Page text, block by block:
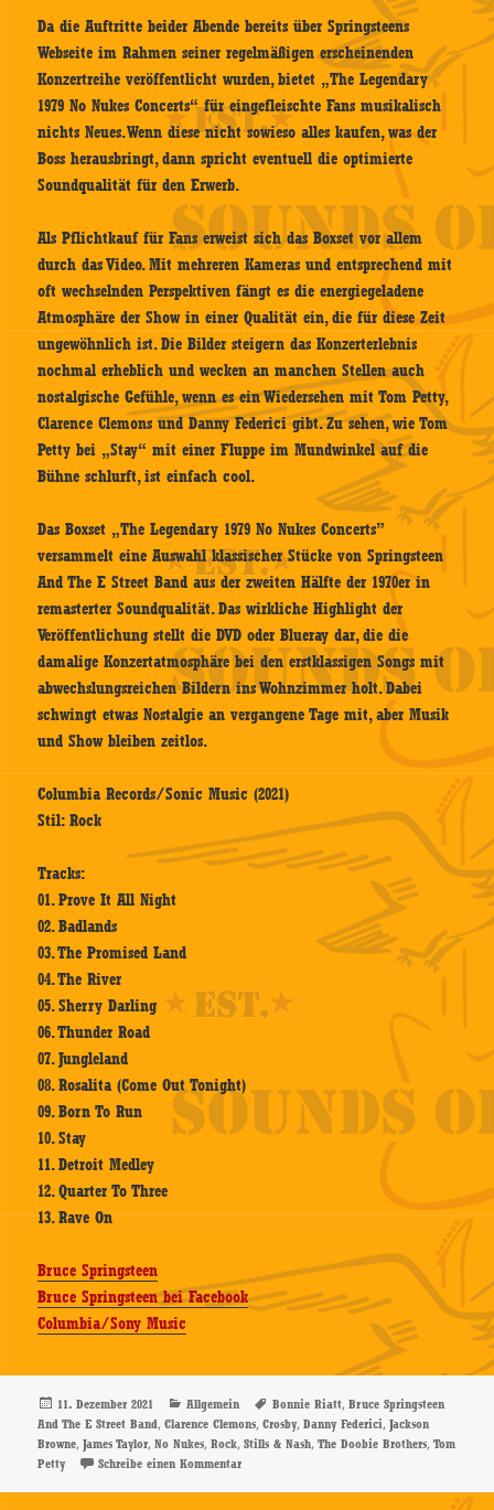
Da die Auftritte beider Abende bereits über Springsteens
Webseite im Rahmen seiner regelmäßigen erscheinenden
Konzertreihe veröffentlicht wurden, bietet „The Legendary
1979 No Nukes Concerts“ für eingefleischte Fans musikalisch
nichts Neues. Wenn diese nicht sowieso alles kaufen, was der
Boss herausbringt, dann spricht eventuell die optimierte
Soundqualität für den Erwerb.
Als Pflichtkauf für Fans erweist sich das Boxset vor allem
durch das Video. Mit mehreren Kameras und entsprechend mit
oft wechselnden Perspektiven fängt es die energiegeladene
Atmosphäre der Show in einer Qualität ein, die für diese Zeit
ungewöhnlich ist. Die Bilder steigern das Konzerterlebnis
nochmal erheblich und wecken an manchen Stellen auch
nostalgische Gefühle, wenn es ein Wiedersehen mit Tom Petty,
Clarence Clemons und Danny Federici gibt. Zu sehen, wie Tom
Petty bei „Stay“ mit einer Fluppe im Mundwinkel auf die
Bühne schlurft, ist einfach cool.
Das Boxset „The Legendary 1979 No Nukes Concerts”
versammelt eine Auswahl klassischer Stücke von Springsteen
And The E Street Band aus der zweiten Hälfte der 1970er in
remasterter Soundqualität. Das wirkliche Highlight der
Veröffentlichung stellt die DVD oder Blueray dar, die die
damalige Konzertatmosphäre bei den erstklassigen Songs mit
abwechslungsreichen Bildern ins Wohnzimmer holt. Dabei
schwingt etwas Nostalgie an vergangene Tage mit, aber Musik
und Show bleiben zeitlos.
Columbia Records/Sonic Music (2021)
Stil: Rock
Tracks:
01. Prove It All Night
02. Badlands
03. The Promised Land
04. The River
05. Sherry Darling
06. Thunder Road
07. Jungleland
08. Rosalita (Come Out Tonight)
09. Born To Run
10. Stay
11. Detroit Medley
12. Quarter To Three
13. Rave On
Bruce Springsteen
Bruce Springsteen bei Facebook
Columbia/Sony Music
Veröffentlicht
am
11. Dezember 2021 Kategorien
Allgemein Schlagwörter
Bonnie Riatt,Bruce Springsteen
And The E Street Band,Clarence Clemons,Crosby,Danny Federici,Jackson
Browne,James Taylor,No Nukes,Rock,Stills & Nash,The Doobie Brothers,Tom
Petty
Schreibe einen Kommentarzu Bruce Springsteen And The E Street Band –